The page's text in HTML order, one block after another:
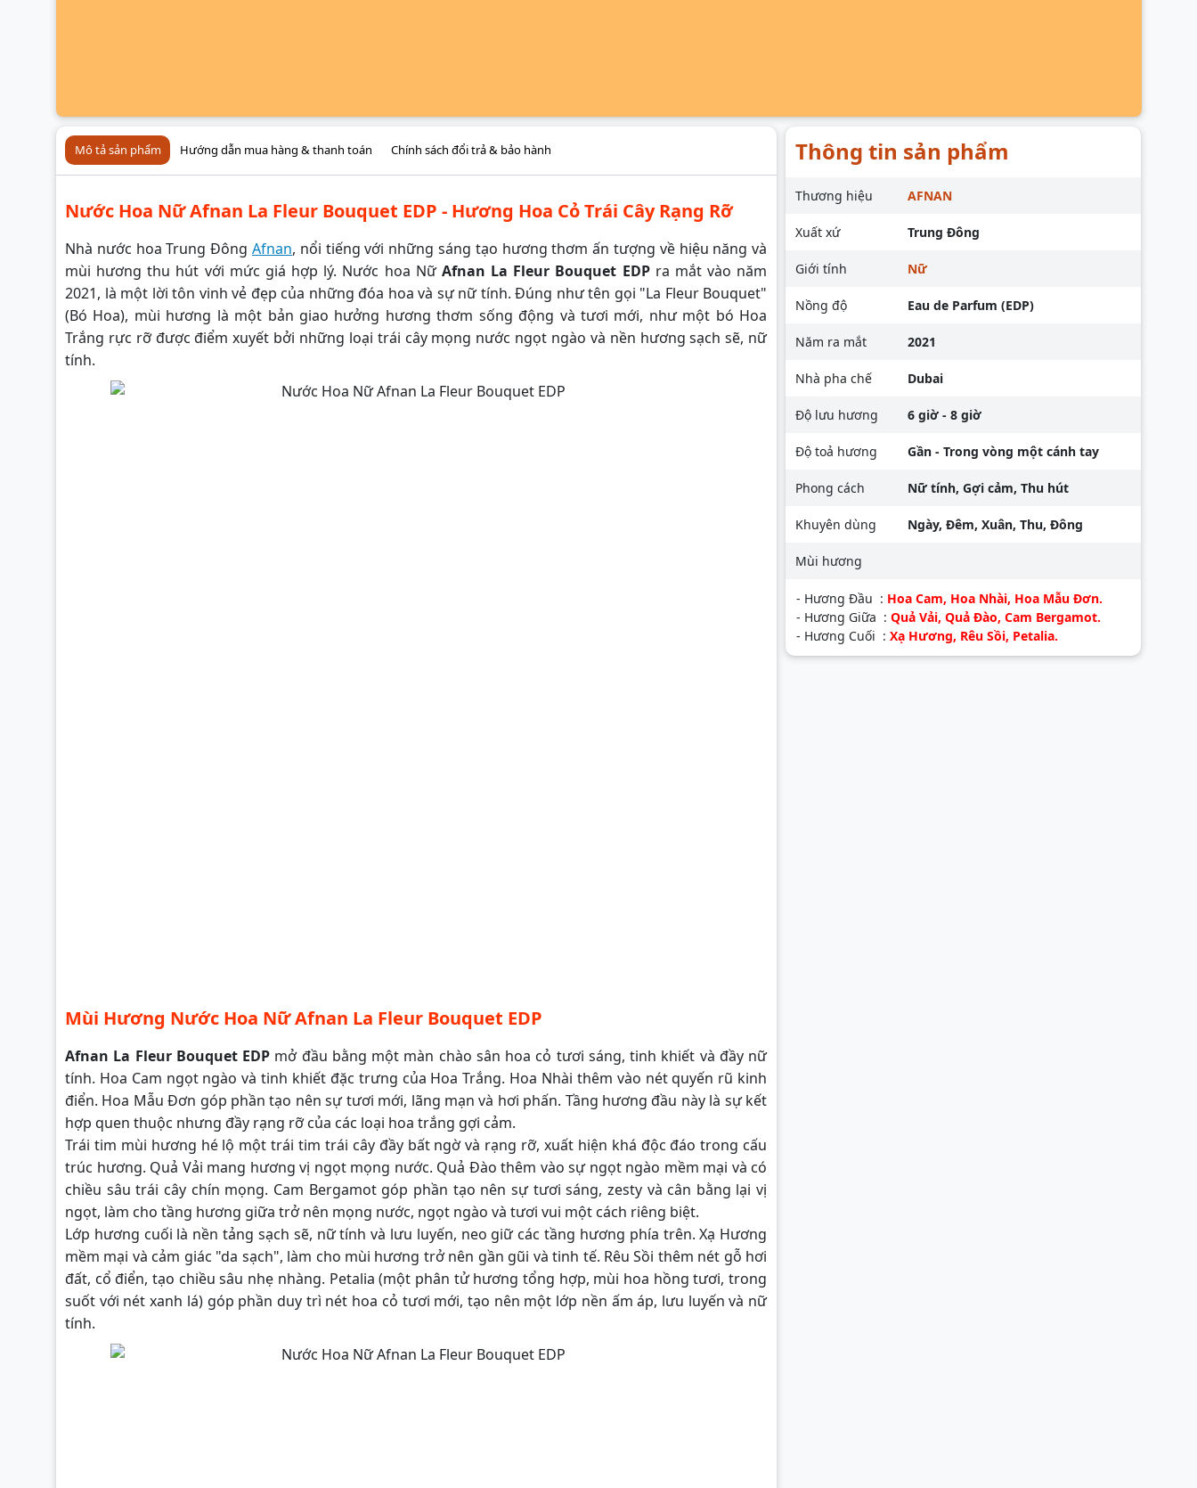
Mô tả sản phẩm Hướng dẫn mua hàng & thanh toán Chính sách đổi trả & bảo hành
Nước Hoa Nữ Afnan La Fleur Bouquet EDP - Hương Hoa Cỏ Trái Cây Rạng Rỡ
Nhà nước hoa Trung Đông Afnan, nổi tiếng với những sáng tạo hương thơm ấn tượng về hiệu năng và
mùi hương thu hút với mức giá hợp lý. Nước hoa Nữ Afnan La Fleur Bouquet EDPra mắt vào năm
2021, là một lời tôn vinh vẻ đẹp của những đóa hoa và sự nữ tính. Đúng như tên gọi "La Fleur Bouquet"
(Bó Hoa), mùi hương là một bản giao hưởng hương thơm sống động và tươi mới, như một bó Hoa
Trắng rực rỡ được điểm xuyết bởi những loại trái cây mọng nước ngọt ngào và nền hương sạch sẽ, nữ
tính.
Mùi Hương Nước Hoa Nữ Afnan La Fleur Bouquet EDP
Afnan La Fleur Bouquet EDP mở đầu bằng một màn chào sân hoa cỏ tươi sáng, tinh khiết và đầy nữ
tính. Hoa Cam ngọt ngào và tinh khiết đặc trưng của Hoa Trắng. Hoa Nhài thêm vào nét quyến rũ kinh
điển. Hoa Mẫu Đơn góp phần tạo nên sự tươi mới, lãng mạn và hơi phấn. Tầng hương đầu này là sự kết
hợp quen thuộc nhưng đầy rạng rỡ của các loại hoa trắng gợi cảm.
Trái tim mùi hương hé lộ một trái tim trái cây đầy bất ngờ và rạng rỡ, xuất hiện khá độc đáo trong cấu
trúc hương. Quả Vải mang hương vị ngọt mọng nước. Quả Đào thêm vào sự ngọt ngào mềm mại và có
chiều sâu trái cây chín mọng. Cam Bergamot góp phần tạo nên sự tươi sáng, zesty và cân bằng lại vị
ngọt, làm cho tầng hương giữa trở nên mọng nước, ngọt ngào và tươi vui một cách riêng biệt.
Lớp hương cuối là nền tảng sạch sẽ, nữ tính và lưu luyến, neo giữ các tầng hương phía trên. Xạ Hương
mềm mại và cảm giác "da sạch", làm cho mùi hương trở nên gần gũi và tinh tế. Rêu Sồi thêm nét gỗ hơi
đất, cổ điển, tạo chiều sâu nhẹ nhàng. Petalia (một phân tử hương tổng hợp, mùi hoa hồng tươi, trong
suốt với nét xanh lá) góp phần duy trì nét hoa cỏ tươi mới, tạo nên một lớp nền ấm áp, lưu luyến và nữ
tính.
Thông tin sản phẩm
Thương hiệu AFNAN
Xuất xứ Trung Đông
Giới tính Nữ
Nồng độ Eau de Parfum (EDP)
Năm ra mắt 2021
Nhà pha chế Dubai
Độ lưu hương 6 giờ - 8 giờ
Độ toả hương Gần - Trong vòng một cánh tay
Phong cách Nữ tính, Gợi cảm, Thu hút
Khuyên dùng Ngày, Đêm, Xuân, Thu, Đông
Mùi hương
- Hương Đầu : Hoa Cam, Hoa Nhài, Hoa Mẫu Đơn.
- Hương Giữa : Quả Vải, Quả Đào, Cam Bergamot.
- Hương Cuối : Xạ Hương, Rêu Sồi, Petalia.